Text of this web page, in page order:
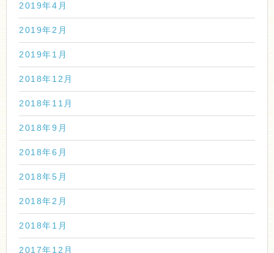
2019年4月
2019年2月
2019年1月
2018年12月
2018年11月
2018年9月
2018年6月
2018年5月
2018年2月
2018年1月
2017年12月